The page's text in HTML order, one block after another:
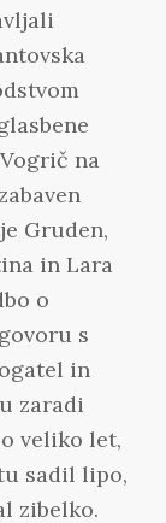
na
Gruden,
in Lara
o
s
in
zaradi
veliko let,
sadil lipo,
zibelko.